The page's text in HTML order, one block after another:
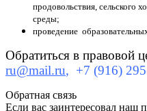
продовольствия, сельского
среды;
проведение
Обратиться в правовой
ru@mail.ru, +7 (916)
Обратная связь
Если вас заинтересовал наш